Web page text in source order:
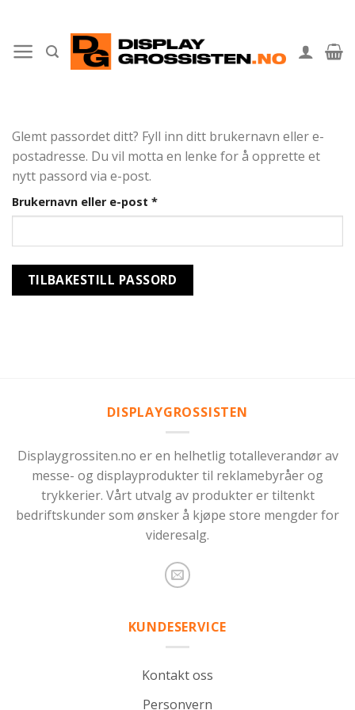
content
Glemt passordet ditt? Fyll inn ditt brukernavn eller e-
postadresse. Du vil motta en lenke for å opprette et
nytt passord via e-post.
Brukernavn eller e-post *Påkrevd
TILBAKESTILL PASSORD
DISPLAYGROSSISTEN
Displaygrossiten.no er en helhetlig totalleverandør av
messe- og displayprodukter til reklamebyråer og
trykkerier. Vårt utvalg av produkter er tiltenkt
bedriftskunder som ønsker å kjøpe store mengder for
videresalg.
KUNDESERVICE
Kontakt oss
Personvern